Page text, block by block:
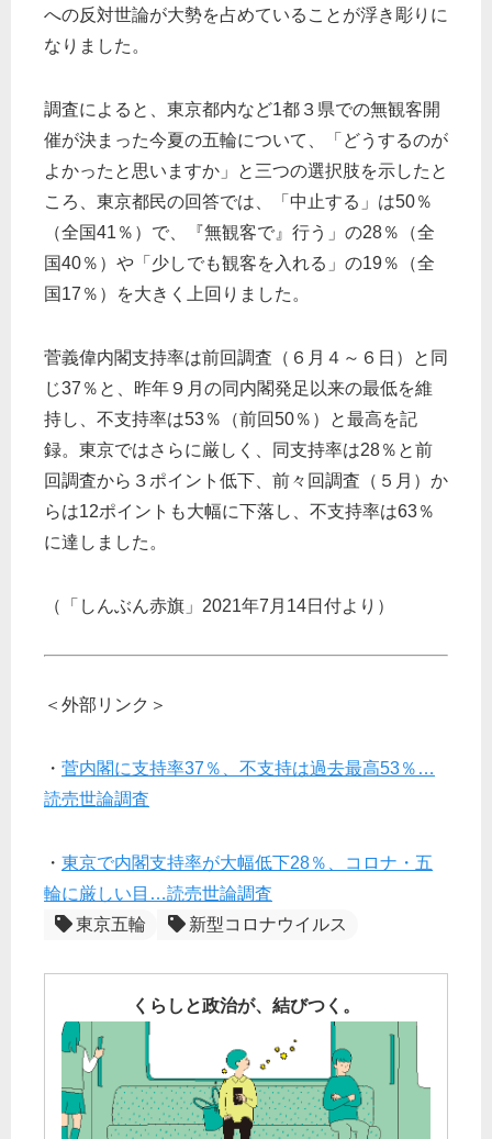
への反対世論が大勢を占めていることが浮き彫りに
なりました。
調査によると、東京都内など1都３県での無観客開
催が決まった今夏の五輪について、「どうするのが
よかったと思いますか」と三つの選択肢を示したと
ころ、東京都民の回答では、「中止する」は50％
（全国41％）で、『無観客で』行う」の28％（全
国40％）や「少しでも観客を入れる」の19％（全
国17％）を大きく上回りました。
菅義偉内閣支持率は前回調査（６月４～６日）と同
じ37％と、昨年９月の同内閣発足以来の最低を維
持し、不支持率は53％（前回50％）と最高を記
録。東京ではさらに厳しく、同支持率は28％と前
回調査から３ポイント低下、前々回調査（５月）か
らは12ポイントも大幅に下落し、不支持率は63％
に達しました。
（「しんぶん赤旗」2021年7月14日付より）
＜外部リンク＞
・ 菅内閣に支持率37％、不支持は過去最高53％…
読売世論調査
・ 東京で内閣支持率が大幅低下28％、コロナ・五
輪に厳しい目…読売世論調査
東京五輪
新型コロナウイルス
くらしと政治が、結びつく。